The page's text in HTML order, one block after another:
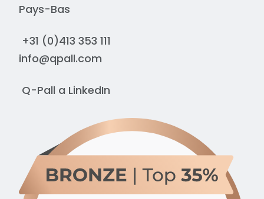
Pays-Bas
+31 (0)413 353 111
info@qpall.com
Q-Pall a LinkedIn